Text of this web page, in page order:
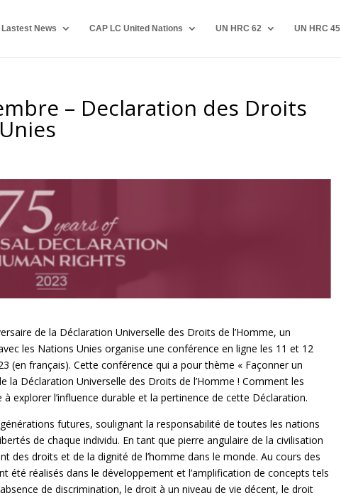
Lastest News CAP LC United Nations UN HRC 62 UN HRC 45
– Declaration des Droits
de la Déclaration Universelle des Droits de l’Homme, un
les Nations Unies organise une conférence en ligne les 11 et 12
(en français). Cette conférence qui a pour thème « Façonner un
la Déclaration Universelle des Droits de l’Homme ! Comment les
à explorer l’influence durable et la pertinence de cette Déclaration.
futures, soulignant la responsabilité de toutes les nations
de chaque individu. En tant que pierre angulaire de la civilisation
des droits et de la dignité de l’homme dans le monde. Au cours des
été réalisés dans le développement et l’amplification de concepts tels
de discrimination, le droit à un niveau de vie décent, le droit